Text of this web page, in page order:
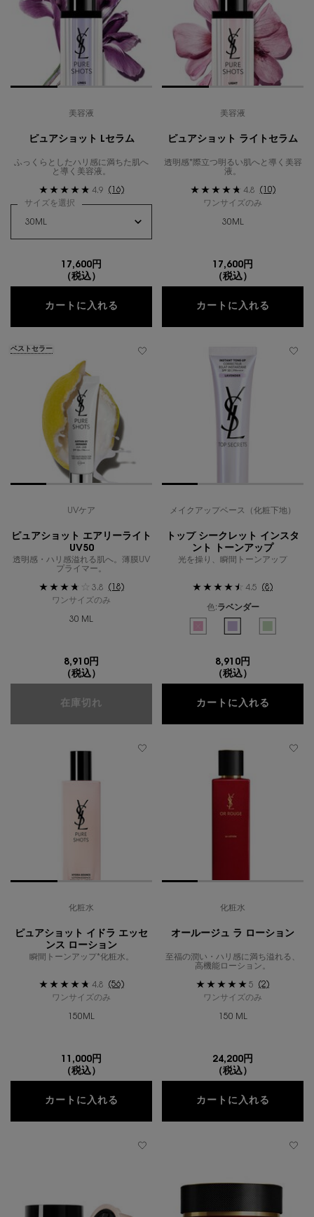
美容液
ピュアショット Lセラム
ふっくらとしたハリ感に満ちた肌へ
と導く美容液。
4.9
(16)
サイズを選択
17,600円
（税込）
カートに入れる ピュアショット Lセラム
美容液
ピュアショット ライトセラム
透明感*際立つ明るい肌へと導く美容
液。
4.8
(10)
ワンサイズのみ
30ML
17,600円
（税込）
カートに入れる
ベストセラー
UVケア
ピュアショット エアリーライト
UV50
透明感・ハリ感溢れる肌へ。薄膜UV
プライマー。
3.8
(18)
ワンサイズのみ
30 ML
8,910円
（税込）
在庫切れ ピュアショット エアリーライト UV50
メイクアップベース（化粧下地）
トップ シークレット インスタ
ント トーンアップ
光を操り、瞬間トーンアップ
4.5 (8)
色:ラベンダー
{1} の場合
8,910円
（税込）
カートに入れる
化粧水
ピュアショット イドラ エッセ
ンス ローション
瞬間トーンアップ*化粧水。
4.8
(56)
ワンサイズのみ
150ML
11,000円
（税込）
カートに入れる ピュアショット イドラ エッセンス ロー
化粧水
オールージュ ラ ローション
至福の潤い・ハリ感に満ち溢れる、
高機能ローション。
5
(2)
ワンサイズのみ
150 ML
24,200円
（税込）
カートに入れる